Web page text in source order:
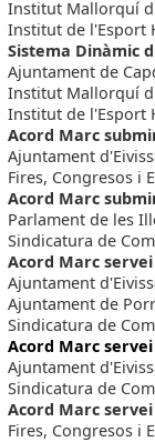
Institut Mallorquí
Institut de l'Esport
Sistema Dinàmic
Ajuntament de
Institut Mallorquí
Institut de l'Esport
Acord Marc
Ajuntament
Fires, Congresos i
Acord Marc
Parlament de les
Sindicatura de
Acord Marc
Ajuntament
Ajuntament de
Sindicatura de
Acord Marc
Ajuntament
Sindicatura de
Acord Marc
Fires, Congresos i